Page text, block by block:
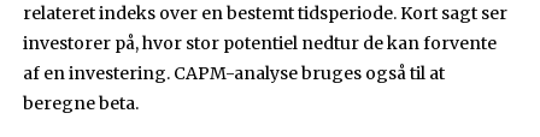
relateret indeks over en bestemt tidsperiode. Kort sagt ser
investorer på, hvor stor potentiel nedtur de kan forvente
af en investering. CAPM-analyse bruges også til at
beregne beta.